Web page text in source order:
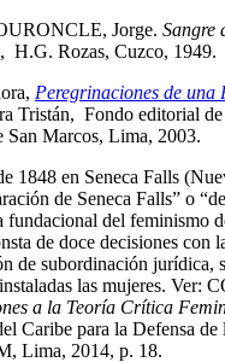
Jorge. Sangre
, H.G. Rozas, Cuzco, 1949.
Peregrinaciones de una
Tristán, Fondo editorial
Marcos, Lima, 2003.
1848 en Seneca Falls
de Seneca Falls” o
fundacional del feminismo
de doce decisiones con
de subordinación jurídica,
las mujeres. Ver:
a la Teoría Crítica
Caribe para la Defensa de
Lima, 2014, p. 18.